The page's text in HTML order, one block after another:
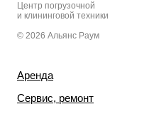
Центр погрузочной
и клининговой техники
© 2026 Альянс Раум
Аренда
Сервис, ремонт